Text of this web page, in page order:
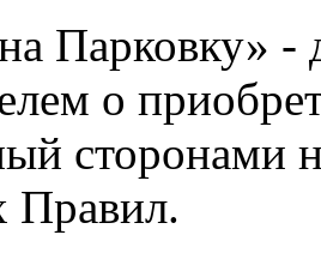
Парковку»
о
сторонами
Правил.